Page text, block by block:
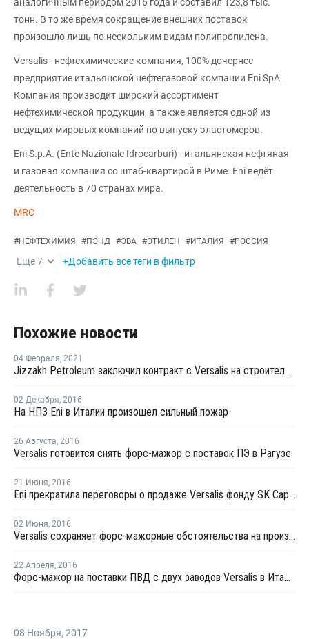
тонн. В то же время сокращение внешних поставок
произошло лишь по нескольким видам полипропилена.
Versalis - нефтехимические компания, 100% дочернее
предприятие итальянской нефтегазовой компании Eni SpA.
Компания производит широкий ассортимент
нефтехимической продукции, а также является одной из
ведущих мировых компаний по выпуску эластомеров.
Eni S.p.A. (Ente Nazionale Idrocarburi) - итальянская нефтяная
и газовая компания со штаб-квартирой в Риме. Eni ведёт
деятельность в 70 странах мира.
MRC
#НЕФТЕХИМИЯ #ПЭНД #ЭВА #ЭТИЛЕН #ИТАЛИЯ #РОССИЯ
Еще7 +Добавить все теги в фильтр
Похожие новости
04 Февраля, 2021
Jizzakh Petroleum заключил контракт с Versalis на строительство линии ПВД/ЭВА в Узбекистане
02 Декабря, 2016
На НПЗ Eni в Италии произошел сильный пожар
26 Августа, 2016
Versalis готовится снять форс-мажор с поставок ПЭ в Рагузе
21 Июня, 2016
Eni прекратила переговоры о продаже Versalis фонду SK Capital
02 Июня, 2016
Versalis сохраняет форс-мажорные обстоятельства на производствах ПВД и ЭВА в Италии
22 Апреля, 2016
Форс-мажор на поставки ПВД с двух заводов Versalis в Италии остается в силе
08 Ноября, 2017